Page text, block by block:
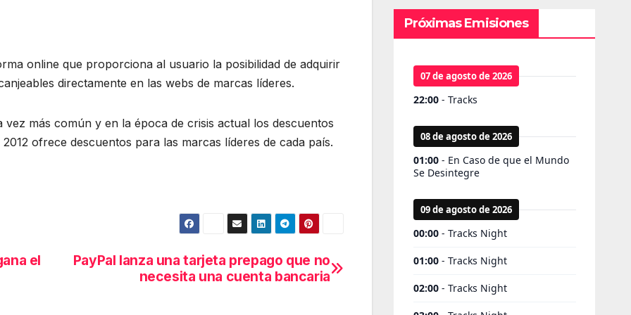
online que proporciona al usuario la posibilidad de adquirir
directamente en las webs de marcas líderes.
más común y en la época de crisis actual los descuentos
ofrece descuentos para las marcas líderes de cada país.
PayPal lanza una tarjeta prepago que no
necesita una cuenta bancaria
el
Próximas Emisiones